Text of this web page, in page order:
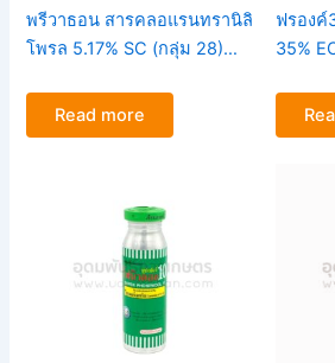
พรีวาธอน สารคลอแรนทรานิลิ
โพรล 5.17% SC (กลุ่ม 28)
หนอนห่อใบข้าว ขนาด100ซีซี
250ซีซี
Read more
ฟรองค์
35%
ขนาด